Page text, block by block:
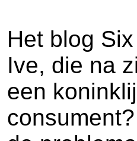
Het blog
Ive, die na
een